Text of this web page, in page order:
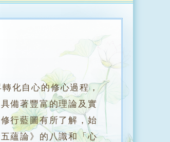
化自心的修心過程，
備著豐富的理論及實
行藍圖有所了解，始
蘊論》的八識和「心